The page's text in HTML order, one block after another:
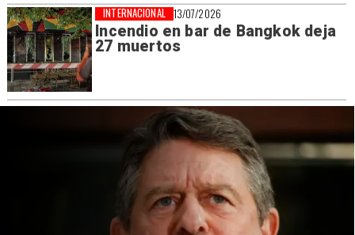
13/07/2026
Incendio en bar de Bangkok deja
27 muertos
INTERNACIONAL